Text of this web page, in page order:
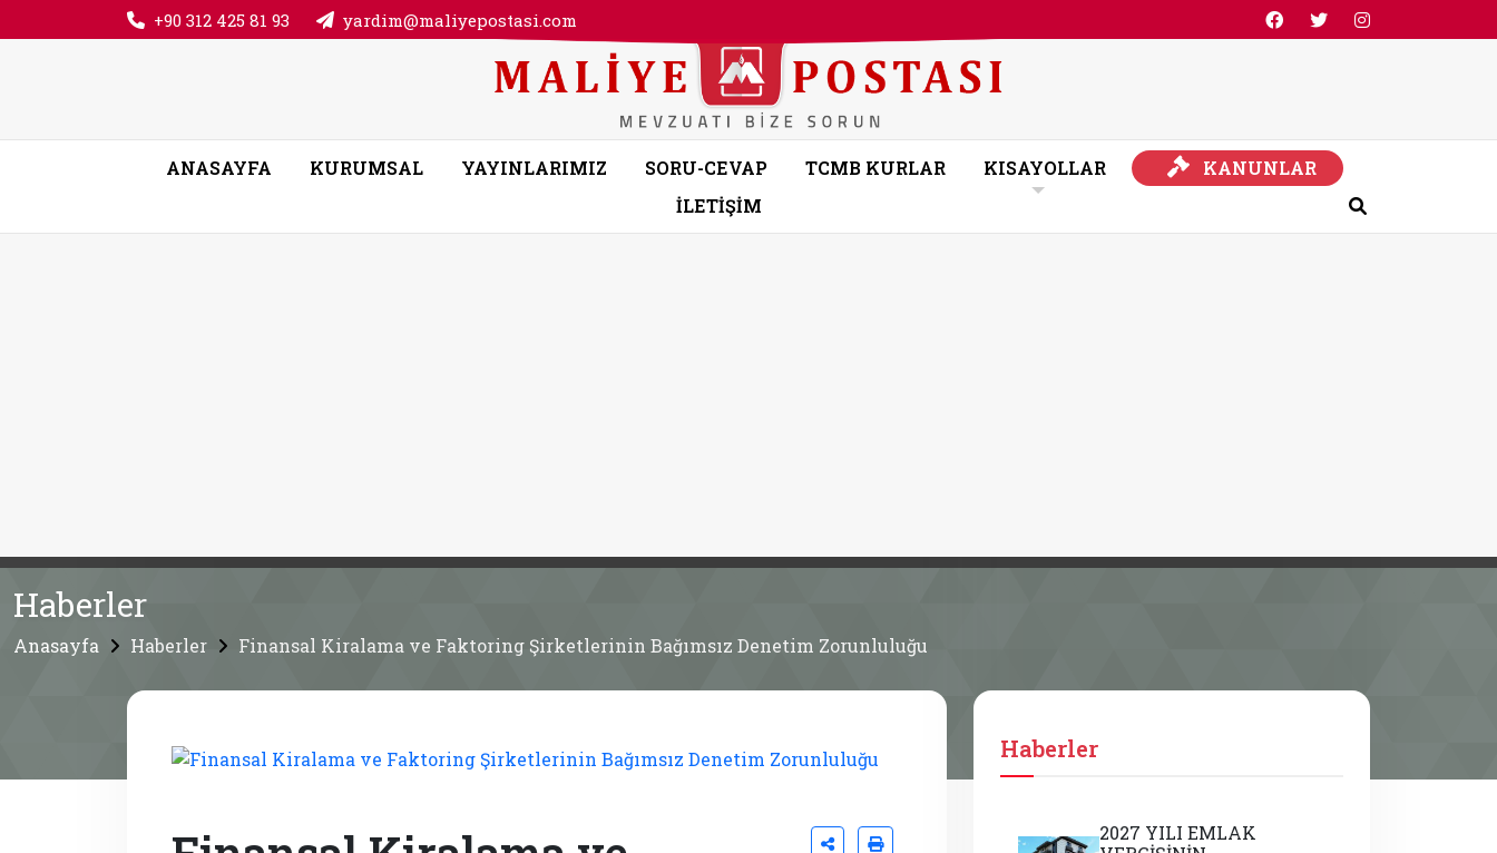
+90 312 425 81 93 yardim@maliyepostasi.com
ANASAYFA KURUMSAL YAYINLARIMIZ SORU-CEVAP TCMB KURLAR KISAYOLLAR KANUNLAR
KANUNLAR
İLETİŞİM
Haberler
Anasayfa Haberler Finansal Kiralama ve Faktoring Şirketlerinin Bağımsız Denetim Zorunluluğu
Haberler
2027 YILI EMLAK